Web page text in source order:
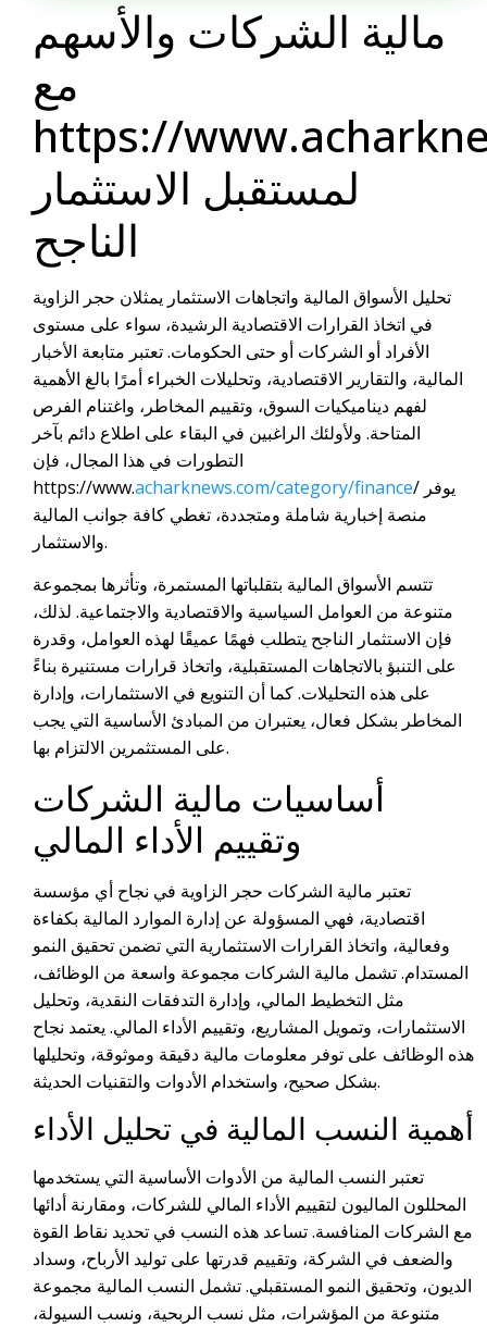
مالية الشركات والأسهم
مع
https://
لمستقبل الاستثمار
الناجح
تحليل الأسواق المالية واتجاهات الاستثمار يمثلان حجر الزاوية
في اتخاذ القرارات الاقتصادية الرشيدة، سواء على مستوى
الأفراد أو الشركات أو حتى الحكومات. تعتبر متابعة الأخبار
المالية، والتقارير الاقتصادية، وتحليلات الخبراء أمرًا بالغ الأهمية
لفهم ديناميكيات السوق، وتقييم المخاطر، واغتنام الفرص
المتاحة. ولأولئك الراغبين في البقاء على اطلاع دائم بآخر
التطورات في هذا المجال، فإن
https://www.acharknews.com/category/finance/ يوفر
منصة إخبارية شاملة ومتجددة، تغطي كافة جوانب المالية
والاستثمار.
تتسم الأسواق المالية بتقلباتها المستمرة، وتأثرها بمجموعة
متنوعة من العوامل السياسية والاقتصادية والاجتماعية. لذلك،
فإن الاستثمار الناجح يتطلب فهمًا عميقًا لهذه العوامل، وقدرة
على التنبؤ بالاتجاهات المستقبلية، واتخاذ قرارات مستنيرة بناءً
على هذه التحليلات. كما أن التنويع في الاستثمارات، وإدارة
المخاطر بشكل فعال، يعتبران من المبادئ الأساسية التي يجب
على المستثمرين الالتزام بها.
أساسيات مالية الشركات
وتقييم الأداء المالي
تعتبر مالية الشركات حجر الزاوية في نجاح أي مؤسسة
اقتصادية، فهي المسؤولة عن إدارة الموارد المالية بكفاءة
وفعالية، واتخاذ القرارات الاستثمارية التي تضمن تحقيق النمو
المستدام. تشمل مالية الشركات مجموعة واسعة من الوظائف،
مثل التخطيط المالي، وإدارة التدفقات النقدية، وتحليل
الاستثمارات، وتمويل المشاريع، وتقييم الأداء المالي. يعتمد نجاح
هذه الوظائف على توفر معلومات مالية دقيقة وموثوقة، وتحليلها
بشكل صحيح، واستخدام الأدوات والتقنيات الحديثة.
أهمية النسب المالية في تحليل الأداء
تعتبر النسب المالية من الأدوات الأساسية التي يستخدمها
المحللون الماليون لتقييم الأداء المالي للشركات، ومقارنة أدائها
مع الشركات المنافسة. تساعد هذه النسب في تحديد نقاط القوة
والضعف في الشركة، وتقييم قدرتها على توليد الأرباح، وسداد
الديون، وتحقيق النمو المستقبلي. تشمل النسب المالية مجموعة
متنوعة من المؤشرات، مثل نسب الربحية، ونسب السيولة،